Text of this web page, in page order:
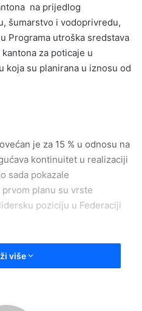
na prijedlog
šumarstvo i vodoprivredu,
Programa utroška sredstava
za poticaje u
koja su planirana u iznosu od
je za 15 % u odnosu na
kontinuitet u realizaciji
sada pokazale
planu su vrste
poziciju u Federaciji
više